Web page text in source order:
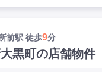
前駅 徒歩9分
黒町の店舗物件